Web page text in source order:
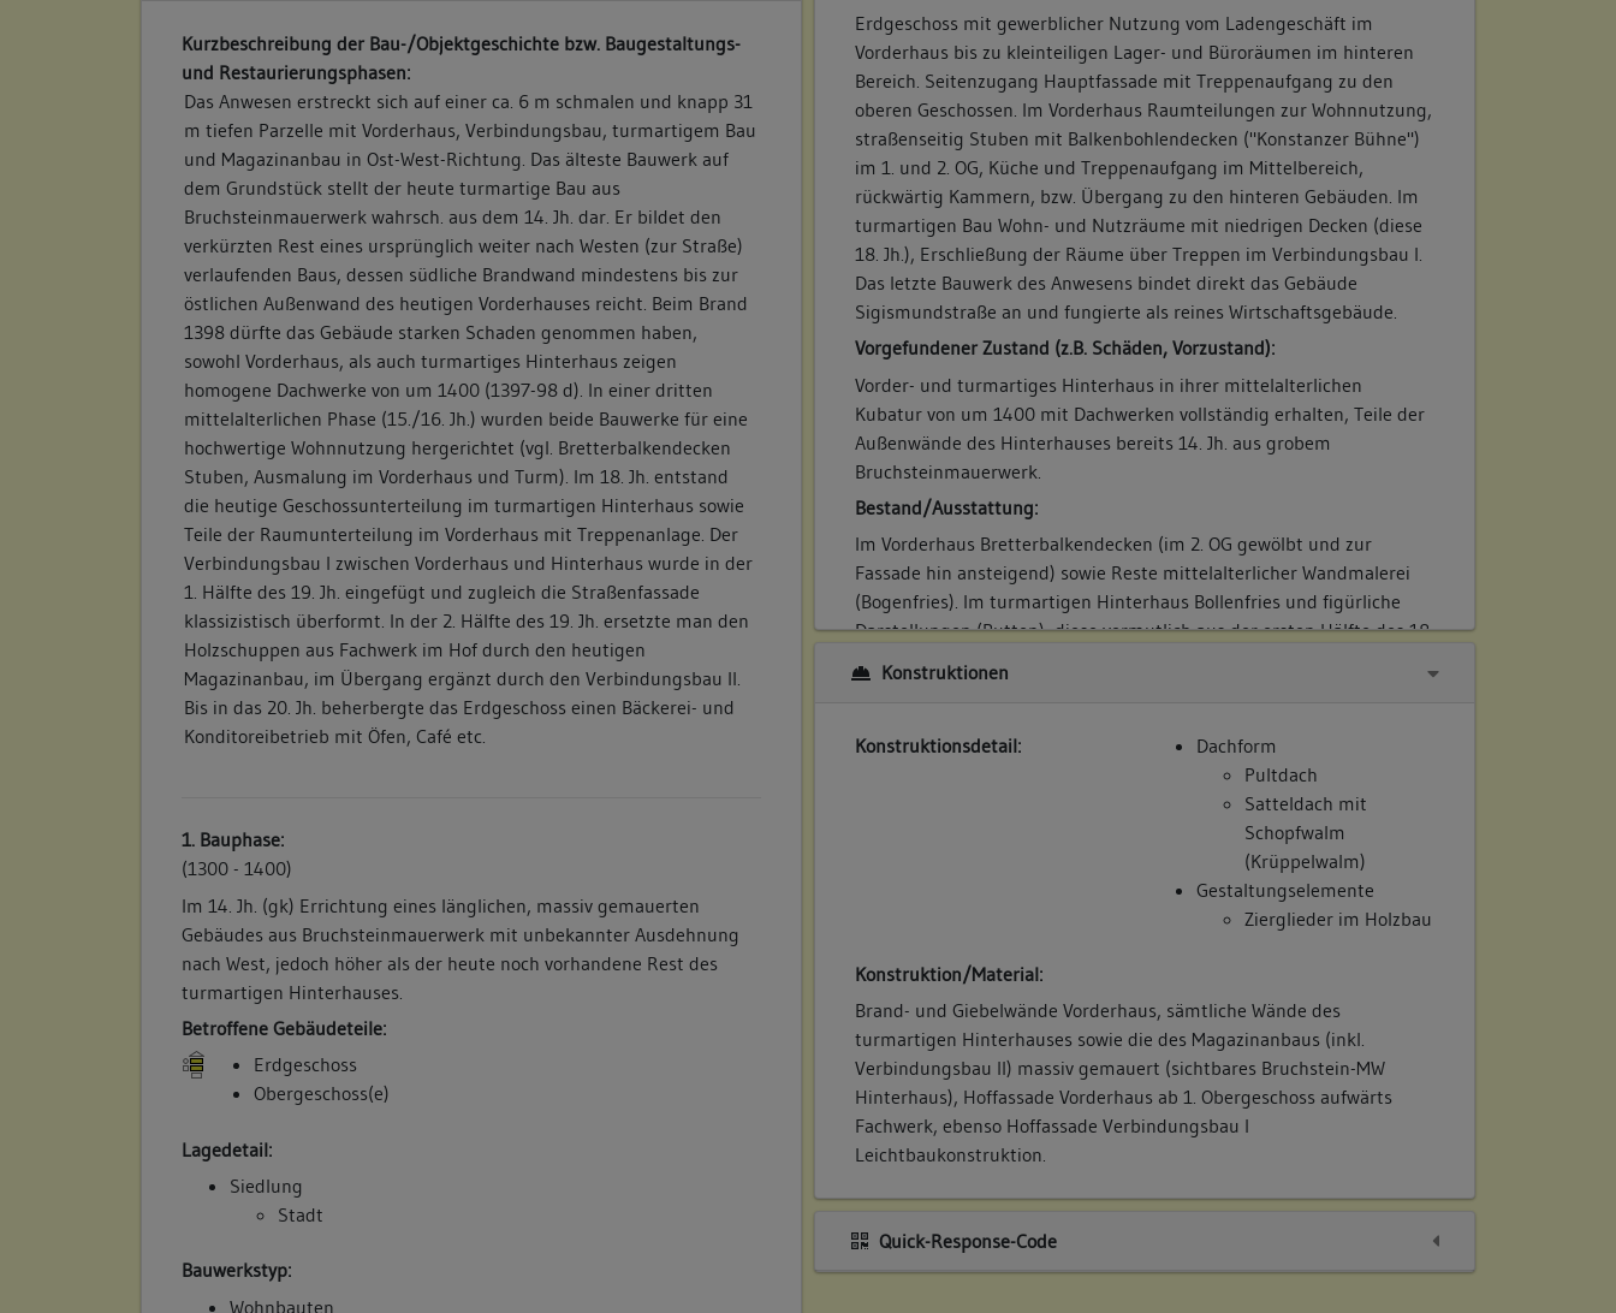
Kurzbeschreibung der Bau-/Objektgeschichte bzw. Baugestaltungs-
und Restaurierungsphasen:
Das Anwesen erstreckt sich auf einer ca. 6 m schmalen und knapp 31
m tiefen Parzelle mit Vorderhaus, Verbindungsbau, turmartigem Bau
und Magazinanbau in Ost-West-Richtung. Das älteste Bauwerk auf
dem Grundstück stellt der heute turmartige Bau aus
Bruchsteinmauerwerk wahrsch. aus dem 14. Jh. dar. Er bildet den
verkürzten Rest eines ursprünglich weiter nach Westen (zur Straße)
verlaufenden Baus, dessen südliche Brandwand mindestens bis zur
östlichen Außenwand des heutigen Vorderhauses reicht. Beim Brand
1398 dürfte das Gebäude starken Schaden genommen haben,
sowohl Vorderhaus, als auch turmartiges Hinterhaus zeigen
homogene Dachwerke von um 1400 (1397-98 d). In einer dritten
mittelalterlichen Phase (15./16. Jh.) wurden beide Bauwerke für eine
hochwertige Wohnnutzung hergerichtet (vgl. Bretterbalkendecken
Stuben, Ausmalung im Vorderhaus und Turm). Im 18. Jh. entstand
die heutige Geschossunterteilung im turmartigen Hinterhaus sowie
Teile der Raumunterteilung im Vorderhaus mit Treppenanlage. Der
Verbindungsbau I zwischen Vorderhaus und Hinterhaus wurde in der
1. Hälfte des 19. Jh. eingefügt und zugleich die Straßenfassade
klassizistisch überformt. In der 2. Hälfte des 19. Jh. ersetzte man den
Holzschuppen aus Fachwerk im Hof durch den heutigen
Magazinanbau, im Übergang ergänzt durch den Verbindungsbau II.
Bis in das 20. Jh. beherbergte das Erdgeschoss einen Bäckerei- und
Konditoreibetrieb mit Öfen, Café etc.
1. Bauphase:
(1300 - 1400)
Im 14. Jh. (gk) Errichtung eines länglichen, massiv gemauerten
Gebäudes aus Bruchsteinmauerwerk mit unbekannter Ausdehnung
nach West, jedoch höher als der heute noch vorhandene Rest des
turmartigen Hinterhauses.
Betroffene Gebäudeteile:
Erdgeschoss
Obergeschoss(e)
Lagedetail:
Siedlung
Stadt
Bauwerkstyp:
Wohnbauten
Erdgeschoss mit gewerblicher Nutzung vom Ladengeschäft im
Vorderhaus bis zu kleinteiligen Lager- und Büroräumen im hinteren
Bereich. Seitenzugang Hauptfassade mit Treppenaufgang zu den
oberen Geschossen. Im Vorderhaus Raumteilungen zur Wohnnutzung,
straßenseitig Stuben mit Balkenbohlendecken ("Konstanzer Bühne")
im 1. und 2. OG, Küche und Treppenaufgang im Mittelbereich,
rückwärtig Kammern, bzw. Übergang zu den hinteren Gebäuden. Im
turmartigen Bau Wohn- und Nutzräume mit niedrigen Decken (diese
18. Jh.), Erschließung der Räume über Treppen im Verbindungsbau I.
Das letzte Bauwerk des Anwesens bindet direkt das Gebäude
Sigismundstraße an und fungierte als reines Wirtschaftsgebäude.
Vorgefundener Zustand (z.B. Schäden, Vorzustand):
Vorder- und turmartiges Hinterhaus in ihrer mittelalterlichen
Kubatur von um 1400 mit Dachwerken vollständig erhalten, Teile der
Außenwände des Hinterhauses bereits 14. Jh. aus grobem
Bruchsteinmauerwerk.
Bestand/Ausstattung:
Im Vorderhaus Bretterbalkendecken (im 2. OG gewölbt und zur
Fassade hin ansteigend) sowie Reste mittelalterlicher Wandmalerei
(Bogenfries). Im turmartigen Hinterhaus Bollenfries und figürliche
Darstellungen (Putten), diese vermutlich aus der ersten Hälfte des 18.
Konstruktionen
Konstruktionsdetail:
Dachform
Pultdach
Satteldach mit
Schopfwalm
(Krüppelwalm)
Gestaltungselemente
Zierglieder im Holzbau
Konstruktion/Material:
Brand- und Giebelwände Vorderhaus, sämtliche Wände des
turmartigen Hinterhauses sowie die des Magazinanbaus (inkl.
Verbindungsbau II) massiv gemauert (sichtbares Bruchstein-MW
Hinterhaus), Hoffassade Vorderhaus ab 1. Obergeschoss aufwärts
Fachwerk, ebenso Hoffassade Verbindungsbau I
Leichtbaukonstruktion.
Quick-Response-Code